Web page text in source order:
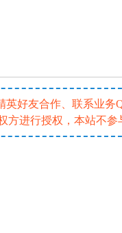
好友合作、联系业
进行授权，本站不